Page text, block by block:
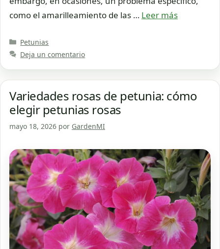
como el amarilleamiento de las … Leer más
Categorías
Petunias
Deja un comentario
Variedades rosas de petunia: cómo
elegir petunias rosas
mayo 18, 2026 por GardenMI